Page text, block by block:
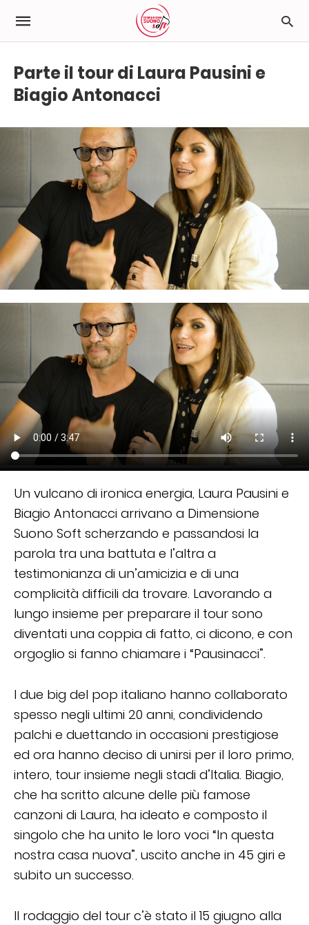
Parte il tour di Laura Pausini e
Biagio Antonacci
Un vulcano di ironica energia, Laura Pausini e
Biagio Antonacci arrivano a Dimensione
Suono Soft scherzando e passandosi la
parola tra una battuta e l’altra a
testimonianza di un’amicizia e di una
complicità difficili da trovare. Lavorando a
lungo insieme per preparare il tour sono
diventati una coppia di fatto, ci dicono, e con
orgoglio si fanno chiamare i “Pausinacci”.
I due big del pop italiano hanno collaborato
spesso negli ultimi 20 anni, condividendo
palchi e duettando in occasioni prestigiose
ed ora hanno deciso di unirsi per il loro primo,
intero, tour insieme negli stadi d’Italia. Biagio,
che ha scritto alcune delle più famose
canzoni di Laura, ha ideato e composto il
singolo che ha unito le loro voci “In questa
nostra casa nuova”, uscito anche in 45 giri e
subito un successo.
Il rodaggio del tour c’è stato il 15 giugno alla